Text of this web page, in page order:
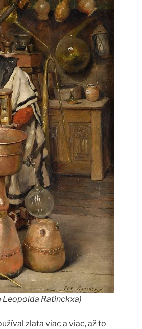
Leopolda Ratinckxa)
zlata viac a viac, až to